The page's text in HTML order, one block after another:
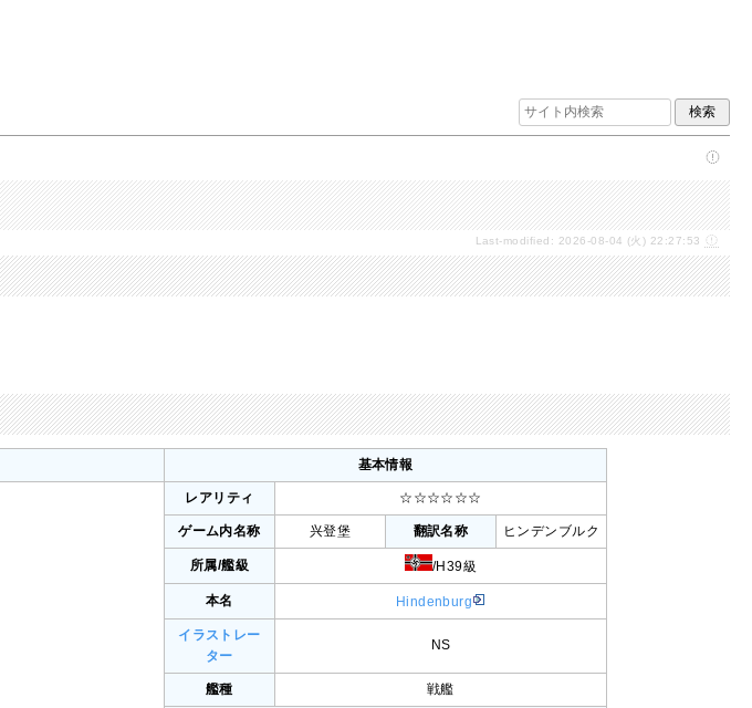
Last-modified: 2026-08-04 (火) 22:27:53
基本情報
レアリティ ☆☆☆☆☆☆
ゲーム内名称 兴登堡 翻訳名称 ヒンデンブルク
所属/艦級 /H39級
本名 Hindenburg
イラストレー
ター
NS
艦種 戦艦